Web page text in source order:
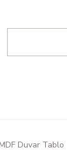
MDF Duvar Tablo